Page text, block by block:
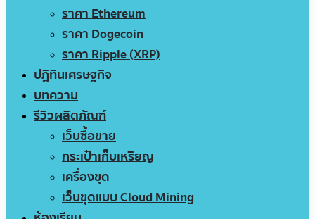
ราคา Ethereum
ราคา Dogecoin
ราคา Ripple (XRP)
ปฏิทินเศรษฐกิจ
บทความ
รีวิวผลิตภัณฑ์
เว็บซื้อขาย
กระเป๋าเก็บเหรียญ
เครื่องขุด
เว็บขุดแบบ Cloud Mining